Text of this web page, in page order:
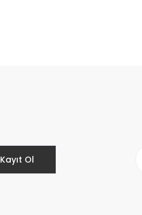
Kayıt Ol